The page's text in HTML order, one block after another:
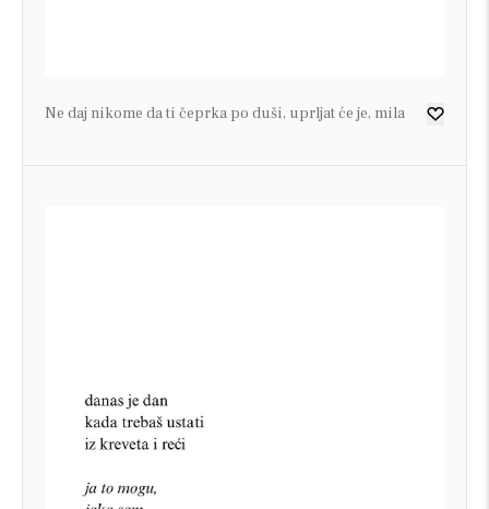
Ne daj nikome da ti čeprka po duši, uprljat će je, mila